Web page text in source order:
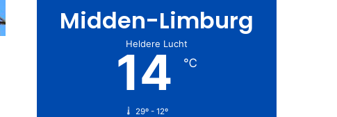
Midden-Limburg
Heldere Lucht
14 ℃
29º - 12º